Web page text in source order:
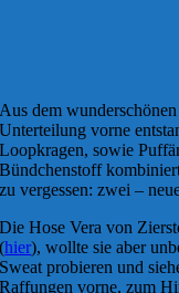
Aus dem
Unterteilung vorne
Loopkragen, sowie
Bündchenstoff
zu vergessen: zwei –
Die Hose Vera von
(hier), wollte sie aber
Sweat probieren und
Raffungen vorne, zum